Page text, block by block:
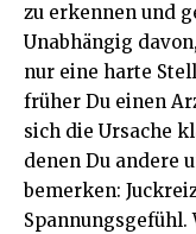
zu erkennen und
Unabhängig
nur eine harte
früher Du einen
sich die Ursache
denen Du andere
bemerken: